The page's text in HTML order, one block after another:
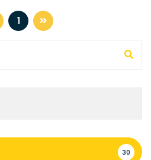
1
30